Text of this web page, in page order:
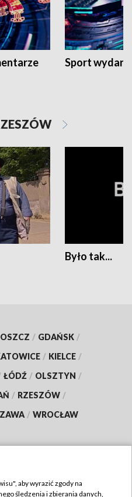
Sport
Było tak...
/ GDAŃSK /
/ KIELCE /
ŁÓDŹ / OLSZTYN /
/ RZESZÓW /
/ WROCŁAW
aby wyrazić zgody na
śledzenia i zbierania danych,